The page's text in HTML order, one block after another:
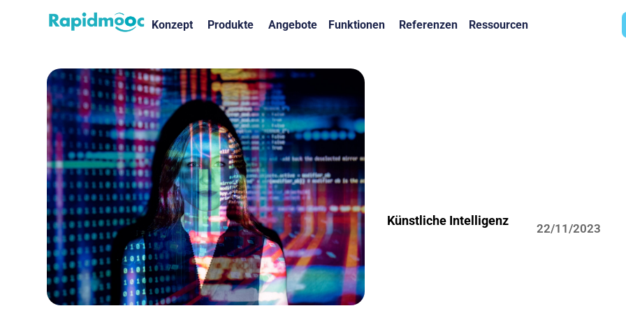
Konzept Produkte Angebote Funktionen Referenzen Ressourcen
Künstliche Intelligenz
22/11/2023